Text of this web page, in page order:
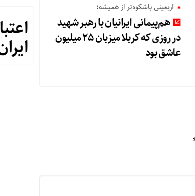
اربعینی باشکوه‌تر از همیشه؛
هم‌پیمانی ایرانیان با رهبر شهید
در روزی که کربلا میزبان ۲۵ میلیون
عاشق بود